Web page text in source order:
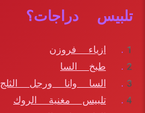
تلبيس دراجات؟
ازياء فروزن
طبخ السا
السا وانا ورجل الثلج
تلبيس مغنية الروك